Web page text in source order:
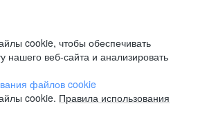
cookie, чтобы обеспечивать
нашего веб-сайта и анализировать
файлов cookie
cookie. Правила использования